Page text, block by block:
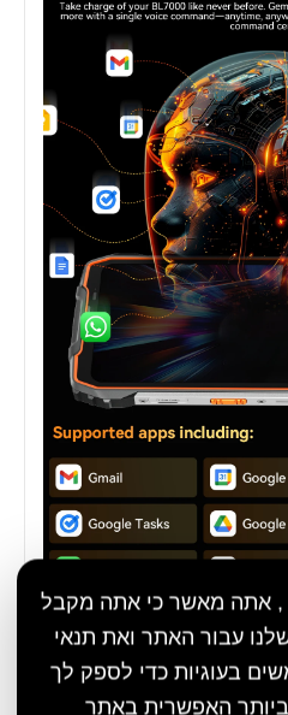
, אתה מאשר כי אתה מקבל
עבור האתר ואת תנאי
בעוגיות כדי לספק לך
האפשרית באתר